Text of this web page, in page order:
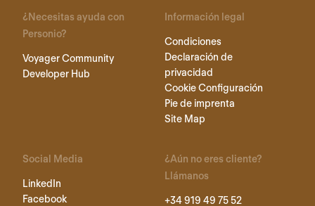
¿Necesitas ayuda con
Personio?
Voyager Community
Developer Hub
Información legal
Condiciones
Declaración de
privacidad
Cookie Configuración
Pie de imprenta
Site Map
Social Media
LinkedIn
Facebook
¿Aún no eres cliente?
Llámanos
+34 919 49 75 52